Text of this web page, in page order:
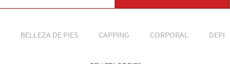
BELLEZA DE PIES CAPPING CORPORAL